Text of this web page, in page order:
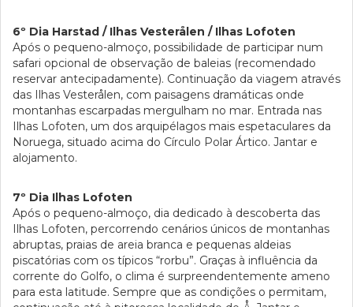
6º Dia Harstad / Ilhas Vesterålen / Ilhas Lofoten
Após o pequeno-almoço, possibilidade de participar num
safari opcional de observação de baleias (recomendado
reservar antecipadamente). Continuação da viagem através
das Ilhas Vesterålen, com paisagens dramáticas onde
montanhas escarpadas mergulham no mar. Entrada nas
Ilhas Lofoten, um dos arquipélagos mais espetaculares da
Noruega, situado acima do Círculo Polar Ártico. Jantar e
alojamento.
7º Dia Ilhas Lofoten
Após o pequeno-almoço, dia dedicado à descoberta das
Ilhas Lofoten, percorrendo cenários únicos de montanhas
abruptas, praias de areia branca e pequenas aldeias
piscatórias com os típicos “rorbu”. Graças à influência da
corrente do Golfo, o clima é surpreendentemente ameno
para esta latitude. Sempre que as condições o permitam,